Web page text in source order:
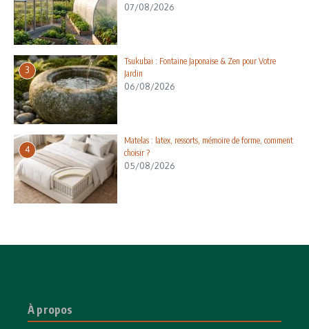
07/08/2026
3
Tsukubai : Fontaine Japonaise & Zen pour Votre
Jardin
06/08/2026
4
Matelas : latex, ressorts, mémoire de forme, comment
choisir ?
05/08/2026
À propos